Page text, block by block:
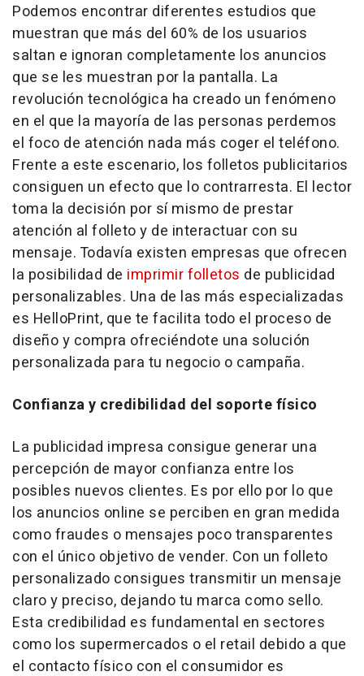
Podemos encontrar diferentes estudios que
muestran que más del 60% de los usuarios
saltan e ignoran completamente los anuncios
que se les muestran por la pantalla. La
revolución tecnológica ha creado un fenómeno
en el que la mayoría de las personas perdemos
el foco de atención nada más coger el teléfono.
Frente a este escenario, los folletos publicitarios
consiguen un efecto que lo contrarresta. El lector
toma la decisión por sí mismo de prestar
atención al folleto y de interactuar con su
mensaje. Todavía existen empresas que ofrecen
la posibilidad de imprimir folletos de publicidad
personalizables. Una de las más especializadas
es HelloPrint, que te facilita todo el proceso de
diseño y compra ofreciéndote una solución
personalizada para tu negocio o campaña.
Confianza y credibilidad del soporte físico
La publicidad impresa consigue generar una
percepción de mayor confianza entre los
posibles nuevos clientes. Es por ello por lo que
los anuncios online se perciben en gran medida
como fraudes o mensajes poco transparentes
con el único objetivo de vender. Con un folleto
personalizado consigues transmitir un mensaje
claro y preciso, dejando tu marca como sello.
Esta credibilidad es fundamental en sectores
como los supermercados o el retail debido a que
el contacto físico con el consumidor es